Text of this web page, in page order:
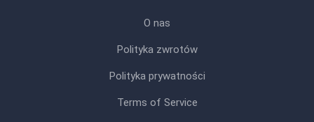
O nas
Polityka zwrotów
Polityka prywatności
Terms of Service